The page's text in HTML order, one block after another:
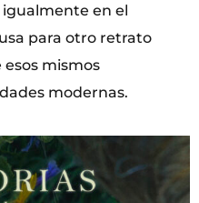
igualmente en el
para otro retrato
esos mismos
modernas.